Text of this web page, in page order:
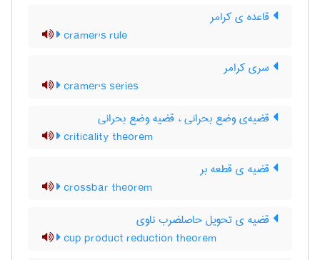
قاعده ی کرامر
cramer's rule
سری کرامر
cramer's series
قضیه‌ی وضع بحرانی ، قضیه وضع بحرانی
criticality theorem
قضیه ی قطعه بر
crossbar theorem
قضیه ی تحویل حاصلضرب ناوی
cup product reduction theorem